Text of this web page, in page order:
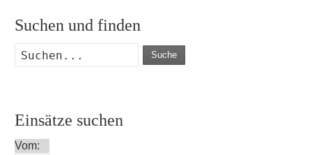
Suchen und finden
Suche
Einsätze suchen
Vom: